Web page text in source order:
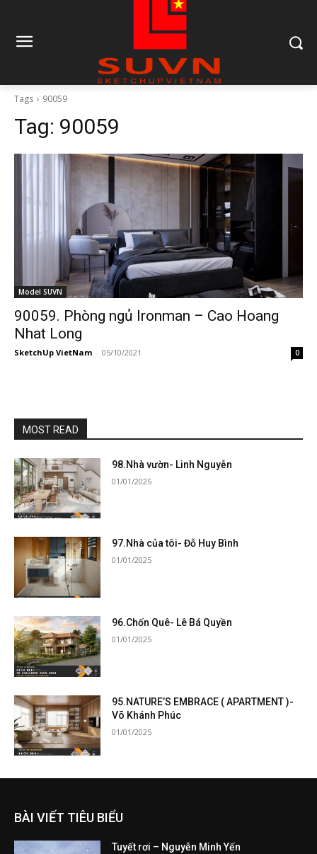
Tags 90059
Tag: 90059
Model SUVN
90059. Phòng ngủ Ironman – Cao Hoang
Nhat Long
SketchUp VietNam - 05/10/2021 0
MOST READ
98.Nhà vườn- Linh Nguyễn
01/01/2025
97.Nhà của tôi- Đỗ Huy Bình
01/01/2025
96.Chốn Quê- Lê Bá Quyền
01/01/2025
95.NATURE’S EMBRACE ( APARTMENT )-
Võ Khánh Phúc
01/01/2025
BÀI VIẾT TIÊU BIỂU
Tuyết rơi – Nguyễn Minh Yến